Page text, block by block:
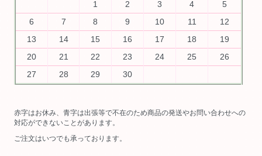
1
2 3 4
5
6
7 8 9 10 11
12
13
14 15 16 17 18
19
20
21 22 23 24 25
26
27
28 29 30
赤字はお休み、青字は出張等で不在のため商品の発送やお問い合わせへの
対応ができないことがあります。
ご注文はいつでも承っております。